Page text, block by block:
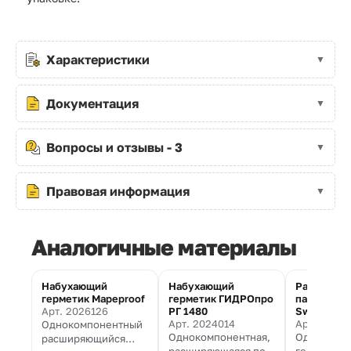
Характеристики
Документация
Вопросы и отзывы - 3
Правовая информация
Аналогичные материалы
Набухающий
герметик Mapeproof
Арт. 2026126
Однокомпонентный
расширяющийся
Набухающий
герметик ГИДРОпро
РГ 1480
Арт. 2024014
Однокомпонентная,
паста
Swell
Арт.